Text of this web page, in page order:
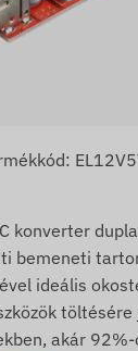
konverter
bemeneti
ideális
akár